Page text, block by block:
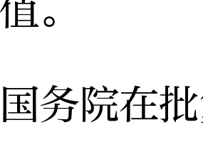
。
院在批